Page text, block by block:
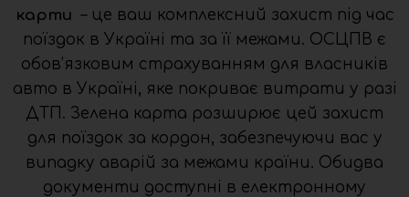
карти – це ваш комплексний захист під час
поїздок в Україні та за її межами. ОСЦПВ є
обов’язковим страхуванням для власників
авто в Україні, яке покриває витрати у разі
ДТП. Зелена карта розширює цей захист
для поїздок за кордон, забезпечуючи вас у
випадку аварій за межами країни. Обидва
документи доступні в електронному